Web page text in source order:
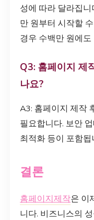
성에 따라 달라집
만 원부터 시작할
경우 수백만 원에
Q3: 홈페이지 제
나요?
A3: 홈페이지 제작
필요합니다. 보안
최적화 등이 포함됩
결론
홈페이지제작은 이
니다. 비즈니스의